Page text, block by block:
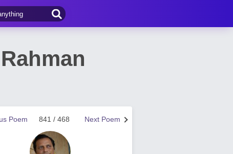
Rahman
Next Poem
841 / 468
Poem